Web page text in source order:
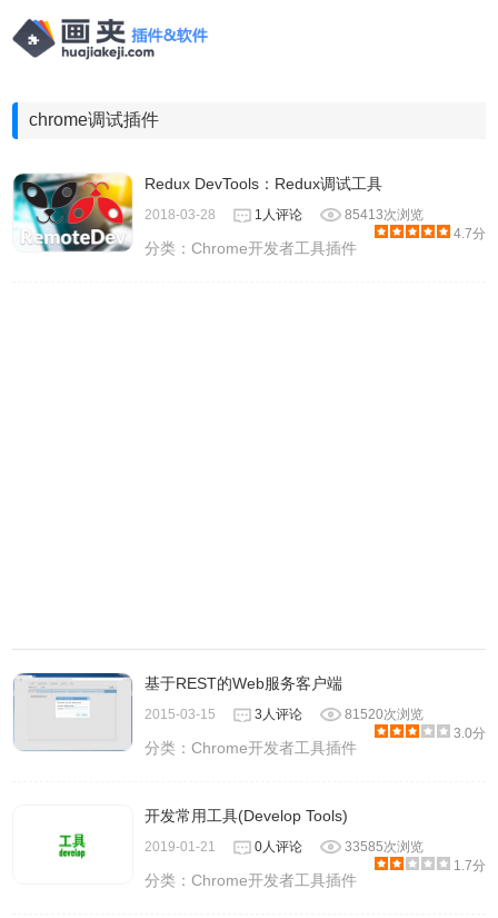
chrome调试插件
Redux DevTools：Redux调试工具
2018-03-28 1人评论
85413次浏览
4.7分
分类：Chrome开发者工具插件
基于REST的Web服务客户端
2015-03-15 3人评论
81520次浏览
3.0分
分类：Chrome开发者工具插件
开发常用工具(Develop Tools)
2019-01-21 0人评论
33585次浏览
1.7分
分类：Chrome开发者工具插件